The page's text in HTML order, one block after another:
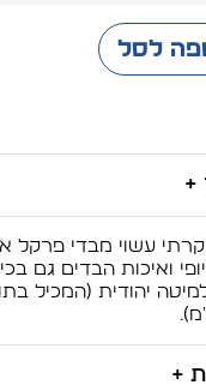
לסל
+
ואיכות הבדים גם
+